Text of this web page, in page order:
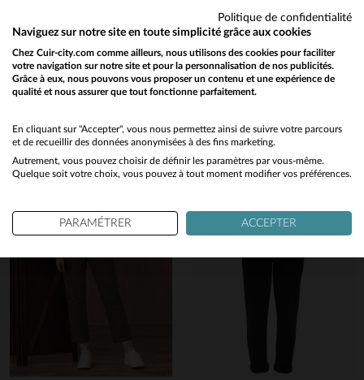
Vous aimerez également…
Découvrez ces produits similaires sélectionnés pour vous
Would you like to be redirected to our English site?
No
Yes
Politique de confidentialité
Naviguez sur notre site en toute simplicité grâce aux cookies
Chez Cuir-city.com comme ailleurs, nous utilisons des cookies pour faciliter
votre navigation sur notre site et pour la personnalisation de nos publicités.
Grâce à eux, nous pouvons vous proposer un contenu et une expérience de
qualité et nous assurer que tout fonctionne parfaitement.
En cliquant sur "Accepter", vous nous permettez ainsi de suivre votre parcours
et de recueillir des données anonymisées à des fins marketing.
Autrement, vous pouvez choisir de définir les paramètres par vous-même.
Quelque soit votre choix, vous pouvez à tout moment modifier vos préférences.
PARAMÉTRER ACCEPTER